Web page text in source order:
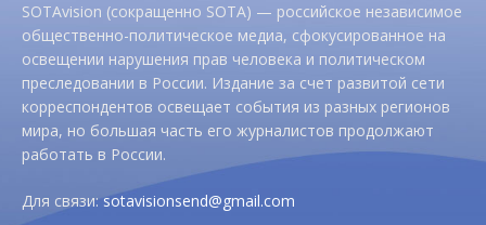
SOTAvision (сокращенно SOTA) — российское независимое
общественно-политическое медиа, сфокусированное на
освещении нарушения прав человека и политическом
преследовании в России. Издание за счет развитой сети
корреспондентов освещает события из разных регионов
мира, но большая часть его журналистов продолжают
работать в России.
Для связи:sotavisionsend@gmail.com